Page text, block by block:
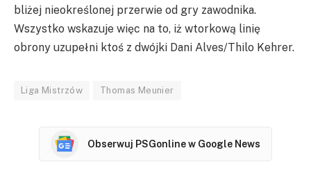
bliżej nieokreślonej przerwie od gry zawodnika.
Wszystko wskazuje więc na to, iż wtorkową linię
obrony uzupełni ktoś z dwójki Dani Alves/Thilo Kehrer.
Liga Mistrzów Thomas Meunier
Obserwuj PSGonline w Google News